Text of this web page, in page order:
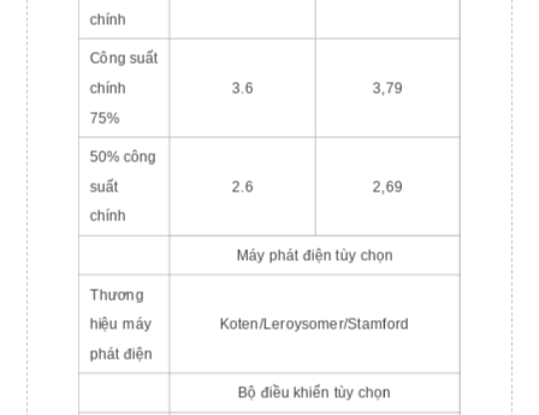
chính
Công suất
chính
75%
3.6 3,79
50% công
suất
chính
2.6 2,69
Máy phát điện tùy chọn
Thương
hiệu máy
phát điện
Koten/Leroysomer/Stamford
Bộ điều khiển tùy chọn